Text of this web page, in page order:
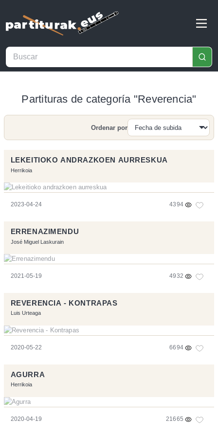
Partituras de categoría "Reverencia"
Buscar
Ordenar por
LEKEITIOKO ANDRAZKOEN AURRESKUA
Herrikoia
2023-04-24 4394
ERRENAZIMENDU
José Miguel Laskurain
2021-05-19 4932
REVERENCIA - KONTRAPAS
Luis Urteaga
2020-05-22 6694
AGURRA
Herrikoia
2020-04-19 21665